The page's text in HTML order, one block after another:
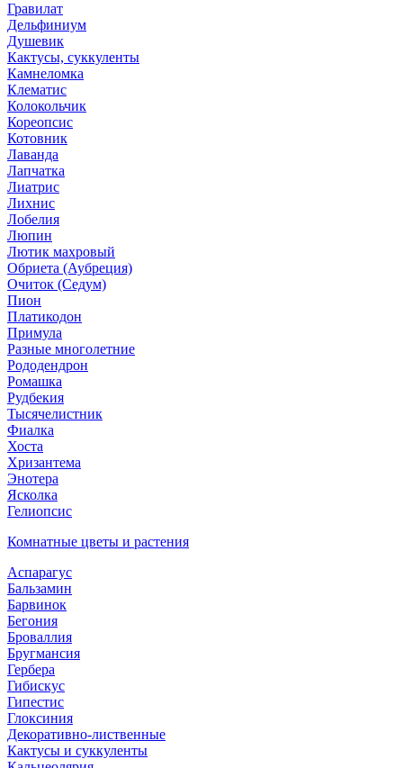
Гравилат
Дельфиниум
Душевик
Кактусы, суккуленты
Камнеломка
Клематис
Колокольчик
Кореопсис
Котовник
Лаванда
Лапчатка
Лиатрис
Лихнис
Лобелия
Люпин
Лютик махровый
Обриета (Аубреция)
Очиток (Седум)
Пион
Платикодон
Примула
Разные многолетние
Рододендрон
Ромашка
Рудбекия
Тысячелистник
Фиалка
Хоста
Хризантема
Энотера
Ясколка
Гелиопсис
Комнатные цветы и растения
Аспарагус
Бальзамин
Барвинок
Бегония
Броваллия
Бругмансия
Гербера
Гибискус
Гипестис
Глоксиния
Декоративно-лиственные
Кактусы и суккуленты